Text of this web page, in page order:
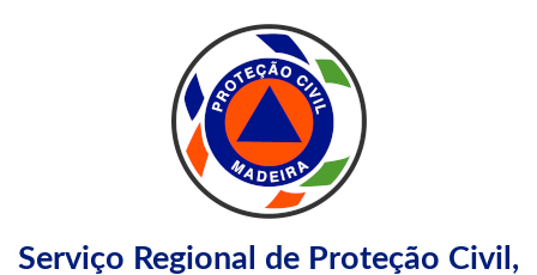
Serviço Regional de Proteção Civil,